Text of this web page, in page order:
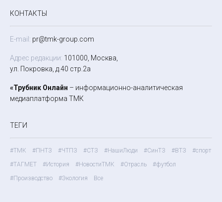
КОНТАКТЫ
E-mail: pr@tmk-group.com
Адрес редакции: 101000, Москва,
ул. Покровка, д.40 стр.2а
«Трубник Онлайн – информационно-аналитическая
медиаплатформа ТМК
ТЕГИ
#ТМК #ПНТЗ #ЧТПЗ #СТЗ #НашиЛюди #СинТЗ #ВТЗ
#спорт
#ТАГМЕТ
#История #НовостиТМК #Отрасль
#футбол
#Производство
#Экология Все